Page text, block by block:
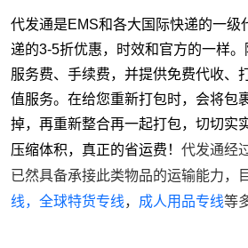
代发通是EMS和各大国际快递的一级
递的3-5折优惠，时效和官方的一样
服务费、手续费，并提供免费代收、
值服务。在给您重新打包时，会将包
掉，再重新整合再一起打包，切切实
压缩体积，真正的省运费！ 代发通经
已然具备承接此类物品的运输能力，
线， 全球特货专线， 成人用品专线等